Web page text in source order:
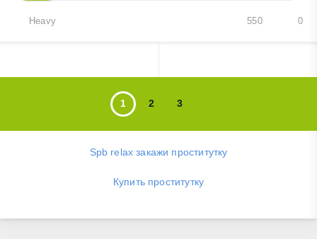
Heavy 0
550
1 2 3
Spb relax закажи проститутку
Купить проститутку